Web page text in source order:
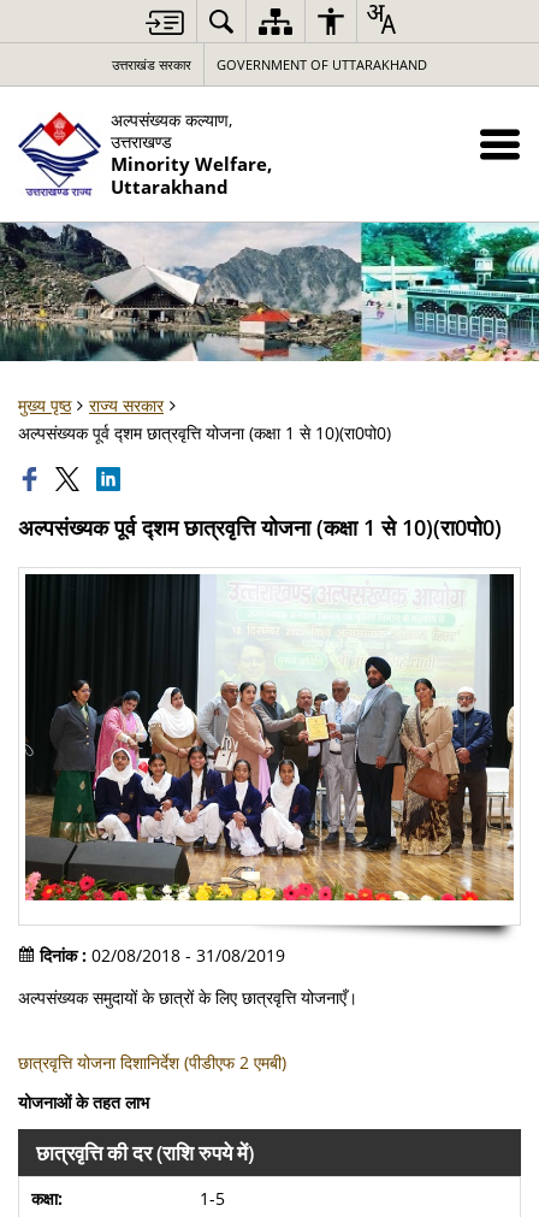
उत्तराखंड सरकार GOVERNMENT OF UTTARAKHAND
अल्पसंख्यक कल्याण,
उत्तराखण्ड
Minority Welfare,
Uttarakhand
मुख्य पृष्ठ
राज्य सरकार
अल्पसंख्यक पूर्व द्शम छात्रवृत्ति योजना (कक्षा 1 से 10)(रा0पो0)
अल्पसंख्यक पूर्व द्शम छात्रवृत्ति योजना (कक्षा 1 से 10)(रा0पो0)
दिनांक : 02/08/2018 - 31/08/2019
अल्पसंख्यक समुदायों के छात्रों के लिए छात्रवृत्ति योजनाएँ।
छात्रवृत्ति योजना दिशानिर्देश (पीडीएफ 2 एमबी)
योजनाओं के तहत लाभ
छात्रवृत्ति की दर(राशि रुपये में)
1-5